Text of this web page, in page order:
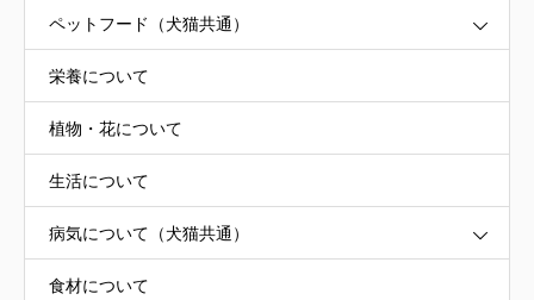
ペットフード（犬猫共通）
栄養について
植物・花について
生活について
病気について（犬猫共通）
食材について